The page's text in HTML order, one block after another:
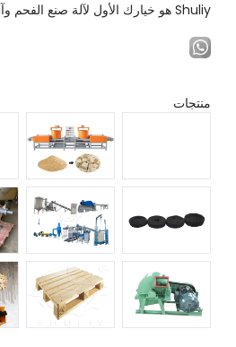
Shuliy هو خيارك الأول لآلة صنع الفحم وآلة معالجة الأخشاب.
منتجات